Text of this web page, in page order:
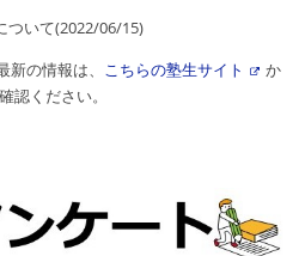
ついて(2022/06/15)
の情報は、 こちらの塾生サイト
か
認ください。